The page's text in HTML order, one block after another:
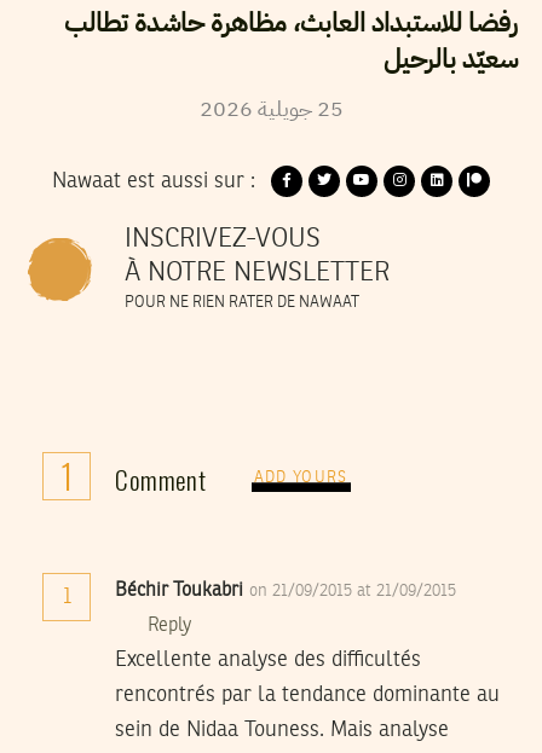
رفضا للاستبداد العابث، مظاهرة حاشدة تطالب
سعيّد بالرحيل
25 جويلية2026
Nawaat est aussi sur :
INSCRIVEZ-VOUS
À NOTRE NEWSLETTER
POUR NE RIEN RATER DE NAWAAT
1 Comment ADD YOURS
1 Béchir Toukabri on 21/09/2015 at 21/09/2015
Reply
Excellente analyse des difficultés
rencontrés par la tendance dominante au
sein de Nidaa Touness. Mais analyse